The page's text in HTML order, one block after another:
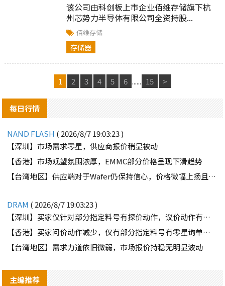
该公司由科创板上市企业佰维存储旗下杭
州芯势力半导体有限公司全资持股...
佰维存储
存储器
1 2 3 4 5 6 ...... 15 >
每日行情
NAND FLASH ( 2026/8/7 19:03:23 )
【深圳】市场需求零星，供应商报价稍显被动
【香港】市场观望氛围浓厚，EMMC部分价格呈现下滑趋势
【台湾地区】供应端对于Wafer仍保持信心，价格微幅上扬且惜售态度不变
DRAM ( 2026/8/7 19:03:23 )
【深圳】买家仅针对部分指定料号有探价动作，议价动作有所减少
【香港】买家问价动作减少，仅有部分指定料号有零星询单动作
【台湾地区】需求力道依旧微弱，市场报价持稳无明显波动
主编推荐